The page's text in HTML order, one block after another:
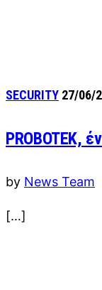
SECURITY 27/06/
PROBOTEK,
by News Team
[…]